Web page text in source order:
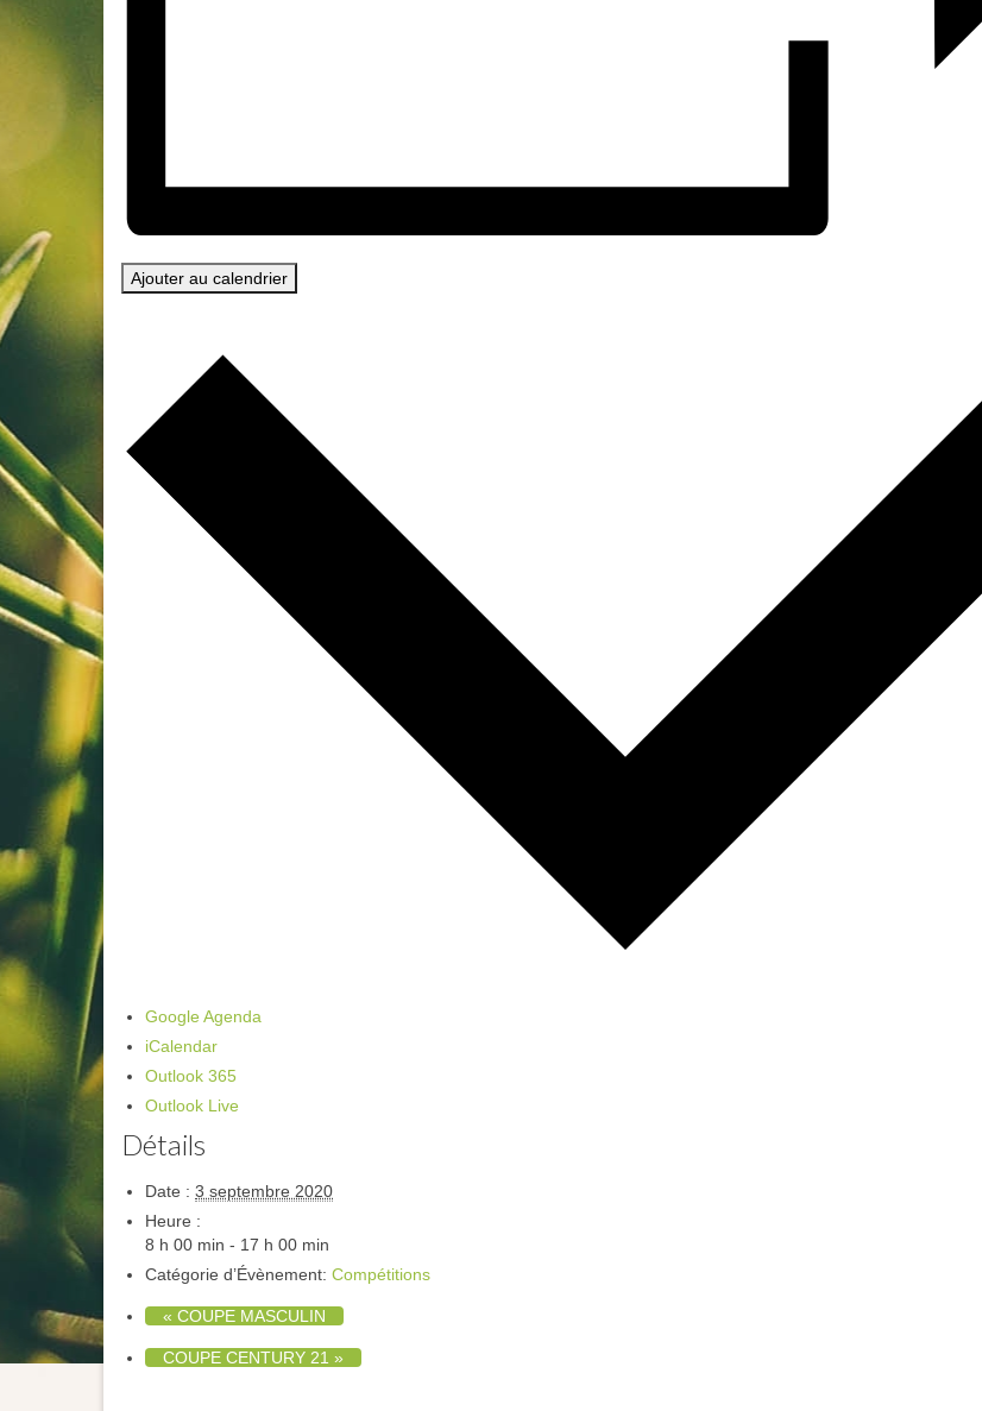
Ajouter au calendrier
Google Agenda
iCalendar
Outlook 365
Outlook Live
Détails
Date : 3 septembre 2020
Heure :
8 h 00 min - 17 h 00 min
Catégorie d’Évènement: Compétitions
« COUPE MASCULIN
COUPE CENTURY 21 »